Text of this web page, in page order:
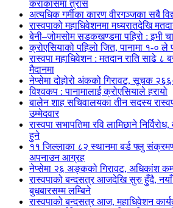
कराकासमा त्रास
अत्यधिक गर्मीका कारण वीरगञ्जका सबै
रास्वपाको महाधिवेशनमा मध्यरातदेखि
बेनी–जोमसोम सडकखण्डमा पहिरो : इभी
क्रोएसियाको पहिलो जित, पानामा १-० ले
रास्वपा महाधिवेशन : मतदान राति साढे ८
मैदानमा
नेप्सेमा दोहोरो अंकको गिरावट, सूचक
विश्वकप : पानामालाई क्रोएसियाले हरायो
बालेन शाह सचिवालयका तीन सदस्य
उम्मेदवार
रास्वपा सभापतिमा रवि लामिछाने
हुने
११ जिल्लाका ८२ स्थानमा बर्ड फ्लु संक्रमण,
अपनाउन आग्रह
नेप्सेमा २६ अङ्कको गिरावट, अधिकांश
रास्वपाको बन्दसत्र आजदेखि सुरु हुँदै,
बुधबारसम्म लम्बिने
रास्वपाको बन्दसत्र आज, महाधिवेशन